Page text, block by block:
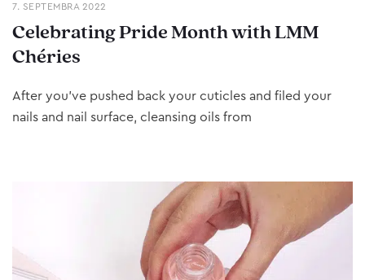
7. SEPTEMBRA 2022
Celebrating Pride Month with LMM
Chéries
After you’ve pushed back your cuticles and filed your
nails and nail surface, cleansing oils from